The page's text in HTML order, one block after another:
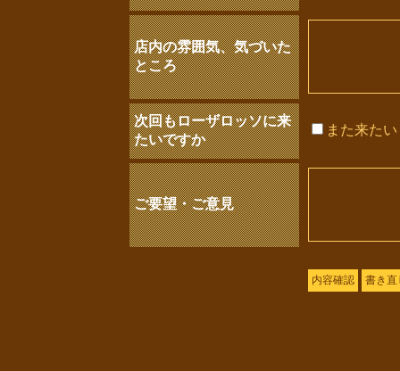
店内の雰囲気、気づいた
ところ
次回もローザロッソに来
たいですか
また来たい
ご要望・ご意見